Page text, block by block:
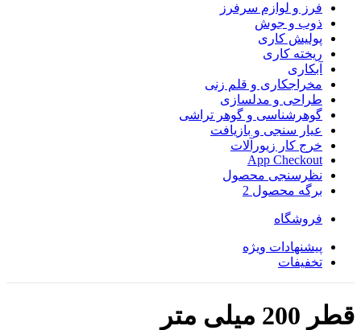
فرز و لوازم سرفرز
ذوب و جوش
پولیش کاری
ریخته کاری
آبکاری
مخراجکاری و قلم زنی
طراحی و مدلسازی
گوهرشناسی و گوهر تراشی
عیار سنجی و بازیافت
خرج کار زیورآلات
App Checkout
نظرسنجی محصول
برگه محصول 2
فروشگاه
پیشنهادات ویژه
تخفیفات
قطر 200 میلی متر